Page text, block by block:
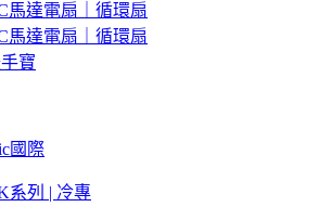
馬達電扇｜循環扇
馬達電扇｜循環扇
寶
國際
系列 | 冷專